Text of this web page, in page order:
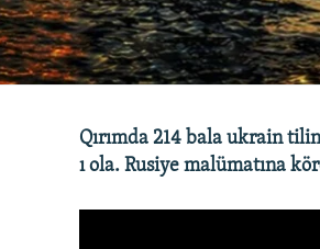
Qırımda 214 bala ukrain
ı ola. Rusiye malümatına